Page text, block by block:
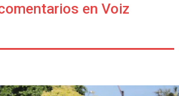
en Voiz